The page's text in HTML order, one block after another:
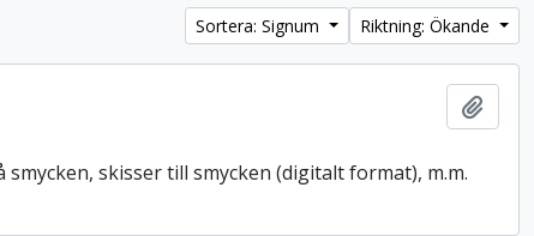
Sortera: Signum Riktning: Ökande
skisser till smycken (digitalt format), m.m.